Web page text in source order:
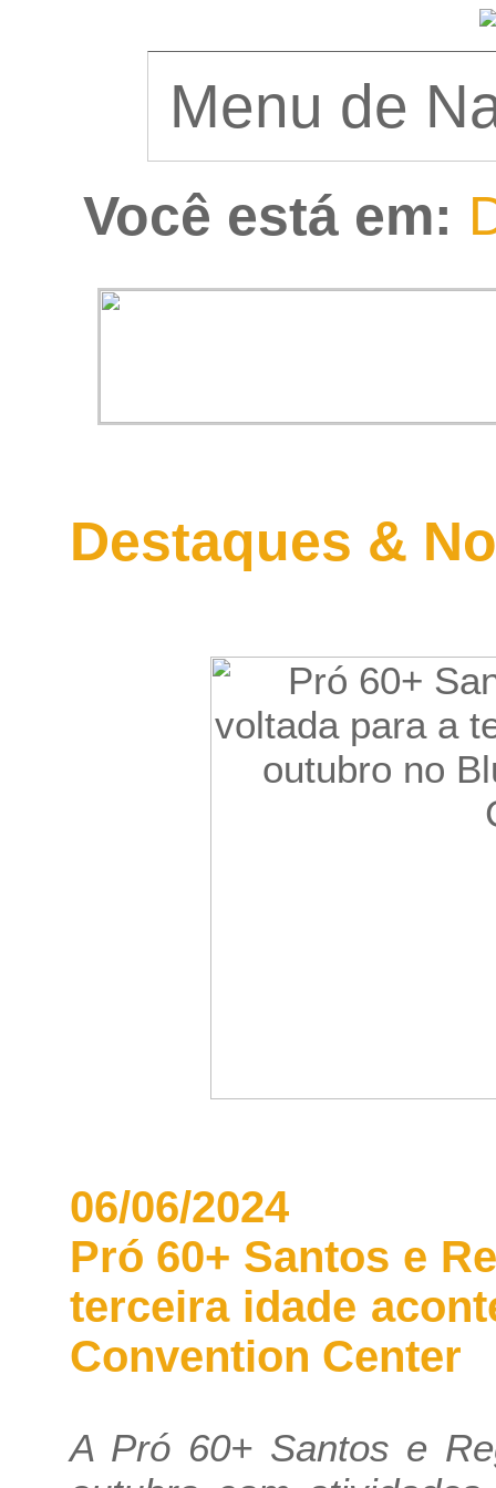
Você está em:
Destaques &
06/06/2024
Pró 60+ Santos e
terceira idade
Convention Center
A Pró 60+ Santos e